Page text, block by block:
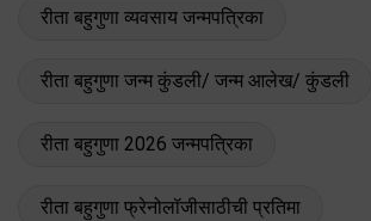
रीता बहुगुणा व्यवसाय जन्मपत्रिका
रीता बहुगुणा जन्म कुंडली/ जन्म आलेख/ कुंडली
रीता बहुगुणा 2026 जन्मपत्रिका
रीता बहुगुणा फ्रेनोलॉजीसाठीची प्रतिमा